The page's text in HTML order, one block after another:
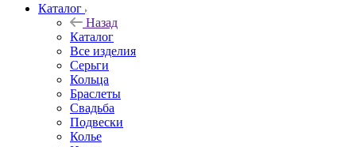
Каталог
Назад
Каталог
Все изделия
Серьги
Кольца
Браслеты
Свадьба
Подвески
Колье